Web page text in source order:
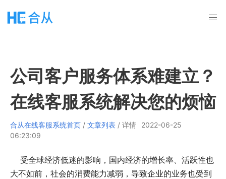
公司客户服务体系难建立？
在线客服系统解决您的烦恼
合从在线客服系统首页 / 文章列表 / 详情
2022-06-25
06:23:09
受全球经济低迷的影响，国内经济的增长率、活跃性也
大不如前，社会的消费能力减弱，导致企业的业务也受到